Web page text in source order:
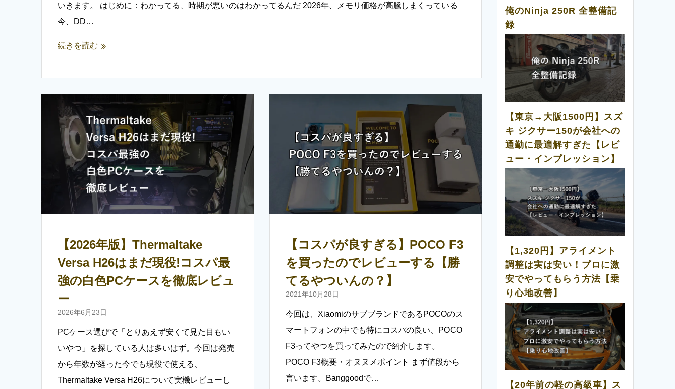
いきます。 はじめに：わかってる、時期が悪いのはわかってるんだ 2026年、メモリ価格が高騰しまくっている
今、DD…
続きを読む
【2026年版】Thermaltake
Versa H26はまだ現役!コスパ最
強の白色PCケースを徹底レビュ
ー
2026年6月23日
PCケース選びで「とりあえず安くて見た目もい
いやつ」を探している人は多いはず。今回は発売
から年数が経った今でも現役で使える、
Thermaltake Versa H26について実機レビューし
【コスパが良すぎる】POCO F3
を買ったのでレビューする【勝
てるやついんの？】
2021年10月28日
今回は、XiaomiのサブブランドであるPOCOのス
マートフォンの中でも特にコスパの良い、POCO
F3ってやつを買ってみたので紹介します。
POCO F3概要・オヌヌメポイント まず値段から
言います。Banggoodで…
俺のNinja 250R 全整備記
録
【東京→大阪1500円】スズ
キ ジクサー150が会社への
通勤に最適解すぎた【レビ
ュー・インプレッション】
【1,320円】アライメント
調整は実は安い！プロに激
安でやってもらう方法【乗
り心地改善】
【20年前の軽の高級車】ス